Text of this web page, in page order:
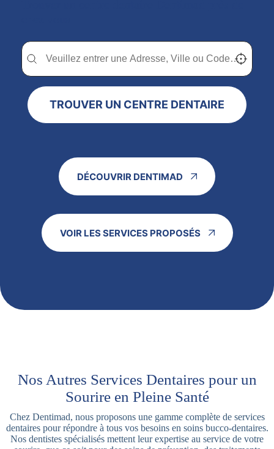
Trouver un centre dentaire Dentimad près de
Trouver un centre dentaire Dentimad près de chez vous Localisez-
TROUVER UN CENTRE DENTAIRE
DÉCOUVRIR DENTIMAD
VOIR LES SERVICES PROPOSÉS
Nos Autres Services Dentaires pour un
Sourire en Pleine Santé
Chez Dentimad, nous proposons une gamme complète de services
dentaires pour répondre à tous vos besoins en soins bucco-dentaires.
Nos dentistes spécialisés mettent leur expertise au service de votre